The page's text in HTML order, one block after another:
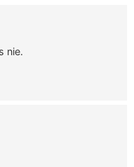
nie.